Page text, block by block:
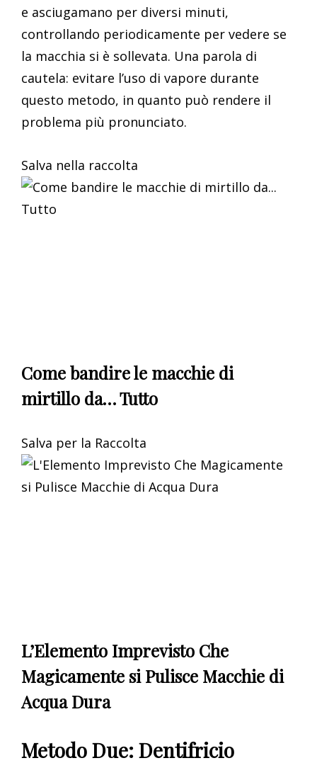
e asciugamano per diversi minuti,
controllando periodicamente per vedere se
la macchia si è sollevata. Una parola di
cautela: evitare l’uso di vapore durante
questo metodo, in quanto può rendere il
problema più pronunciato.
Salva nella raccolta
Come bandire le macchie di
mirtillo da… Tutto
Salva per la Raccolta
L’Elemento Imprevisto Che
Magicamente si Pulisce Macchie di
Acqua Dura
Metodo Due: Dentifricio